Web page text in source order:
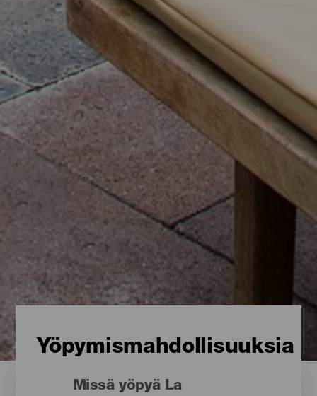
Yöpymismahdollisuuksia
Missä yöpyä La